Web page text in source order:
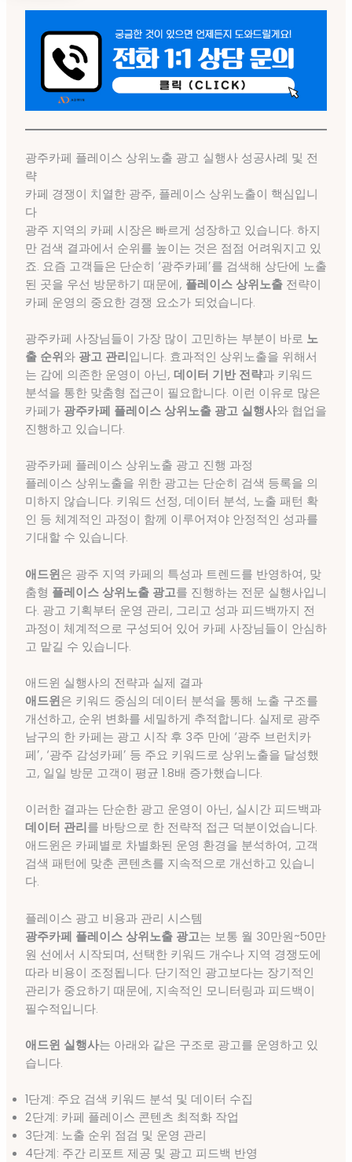
광주카페 플레이스 상위노출 광고 실행사 성공사례 및 전
략
카페 경쟁이 치열한 광주, 플레이스 상위노출이 핵심입니
다
광주 지역의 카페 시장은 빠르게 성장하고 있습니다. 하지
만 검색 결과에서 순위를 높이는 것은 점점 어려워지고 있
죠. 요즘 고객들은 단순히 ‘광주카페’를 검색해 상단에 노출
된 곳을 우선 방문하기 때문에, 플레이스 상위노출전략이
카페 운영의 중요한 경쟁 요소가 되었습니다.
광주카페 사장님들이 가장 많이 고민하는 부분이 바로 노
출 순위 와 광고 관리 입니다. 효과적인 상위노출을 위해서
는 감에 의존한 운영이 아닌, 데이터 기반 전략과 키워드
분석을 통한 맞춤형 접근이 필요합니다. 이런 이유로 많은
카페가 광주카페 플레이스 상위노출 광고 실행사와 협업을
진행하고 있습니다.
광주카페 플레이스 상위노출 광고 진행 과정
플레이스 상위노출을 위한 광고는 단순히 검색 등록을 의
미하지 않습니다. 키워드 선정, 데이터 분석, 노출 패턴 확
인 등 체계적인 과정이 함께 이루어져야 안정적인 성과를
기대할 수 있습니다.
애드윈 은 광주 지역 카페의 특성과 트렌드를 반영하여, 맞
춤형 플레이스 상위노출 광고를 진행하는 전문 실행사입니
다. 광고 기획부터 운영 관리, 그리고 성과 피드백까지 전
과정이 체계적으로 구성되어 있어 카페 사장님들이 안심하
고 맡길 수 있습니다.
애드윈 실행사의 전략과 실제 결과
애드윈은 키워드 중심의 데이터 분석을 통해 노출 구조를
개선하고, 순위 변화를 세밀하게 추적합니다. 실제로 광주
남구의 한 카페는 광고 시작 후 3주 만에 ‘광주 브런치카
페’, ‘광주 감성카페’ 등 주요 키워드로 상위노출을 달성했
고, 일일 방문 고객이 평균 1.8배 증가했습니다.
이러한 결과는 단순한 광고 운영이 아닌, 실시간 피드백과
데이터 관리 를 바탕으로 한 전략적 접근 덕분이었습니다.
애드윈은 카페별로 차별화된 운영 환경을 분석하여, 고객
검색 패턴에 맞춘 콘텐츠를 지속적으로 개선하고 있습니
다.
플레이스 광고 비용과 관리 시스템
광주카페 플레이스 상위노출 광고는 보통 월 30만원~50만
원 선에서 시작되며, 선택한 키워드 개수나 지역 경쟁도에
따라 비용이 조정됩니다. 단기적인 광고보다는 장기적인
관리가 중요하기 때문에, 지속적인 모니터링과 피드백이
필수적입니다.
애드윈 실행사는 아래와 같은 구조로 광고를 운영하고 있
습니다.
1단계: 주요 검색 키워드 분석 및 데이터 수집
2단계: 카페 플레이스 콘텐츠 최적화 작업
3단계: 노출 순위 점검 및 운영 관리
4단계: 주간 리포트 제공 및 광고 피드백 반영